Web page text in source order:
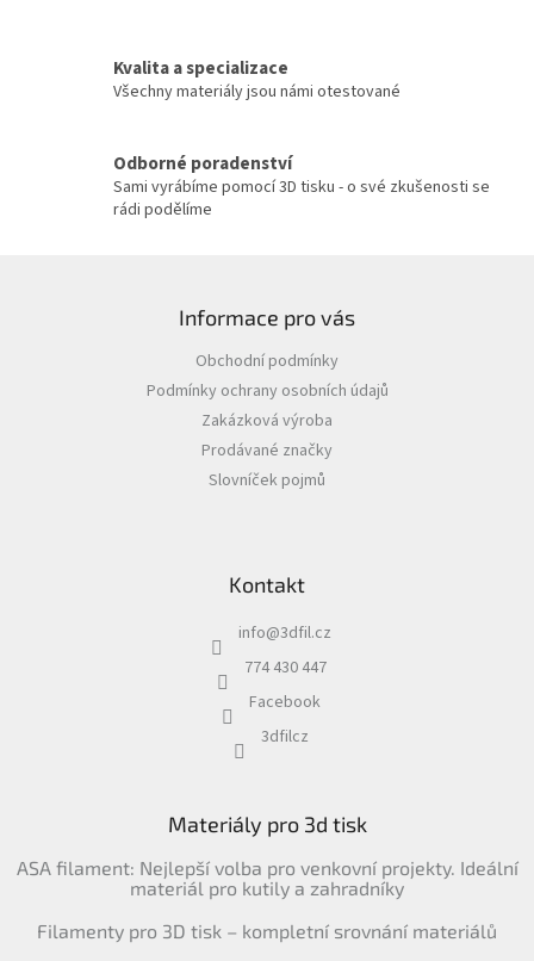
ý
p
u
Kvalita a specializace
Všechny materiály jsou námi otestované
Odborné poradenství
Sami vyrábíme pomocí 3D tisku - o své zkušenosti se
rádi podělíme
Informace pro vás
Obchodní podmínky
Podmínky ochrany osobních údajů
Zakázková výroba
Prodávané značky
Slovníček pojmů
Kontakt
info@3dfil.cz
774 430 447
Facebook
3dfilcz
Materiály pro 3d tisk
ASA filament: Nejlepší volba pro venkovní projekty. Ideální
materiál pro kutily a zahradníky
Filamenty pro 3D tisk – kompletní srovnání materiálů